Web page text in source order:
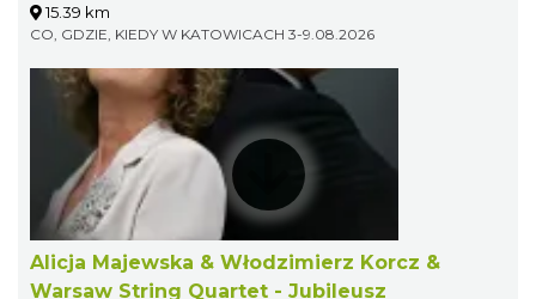
15.39 km
CO, GDZIE, KIEDY W KATOWICACH 3-9.08.2026
Alicja Majewska & Włodzimierz Korcz &
Warsaw String Quartet - Jubileusz